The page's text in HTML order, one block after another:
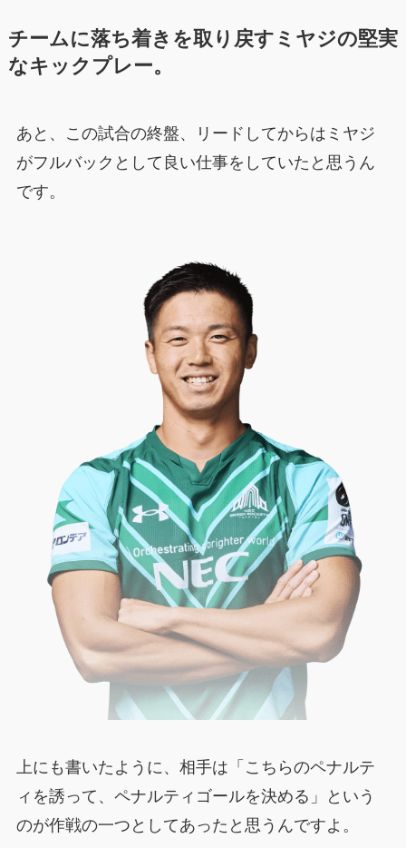
チームに落ち着きを取り戻すミヤジの堅実
なキックプレー。
あと、この試合の終盤、リードしてからはミヤジ
がフルバックとして良い仕事をしていたと思うん
です。
上にも書いたように、相手は「こちらのペナルテ
ィを誘って、ペナルティゴールを決める」という
のが作戦の一つとしてあったと思うんですよ。